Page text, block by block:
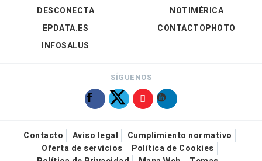
DESCONECTA
EPDATA.ES
INFOSALUS
NOTIMÉRICA
CONTACTOPHOTO
SÍGUENOS
Contacto Aviso legal
Cumplimiento normativo
Oferta de servicios
Política de Cookies